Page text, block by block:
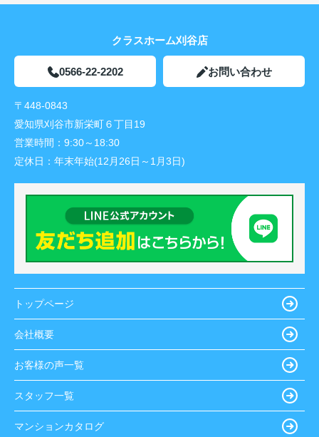
クラスホーム刈谷店
0566-22-2202 お問い合わせ
〒448-0843
愛知県刈谷市新栄町６丁目19
営業時間： 9:30～18:30
定休日： 年末年始(12月26日～1月3日)
トップページ
会社概要
お客様の声一覧
スタッフ一覧
マンションカタログ